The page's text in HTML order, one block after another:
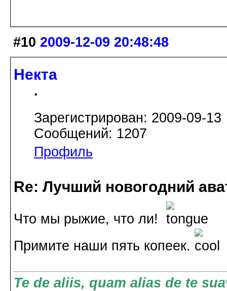
#10 2009-12-09 20:48:48
Некта
.
Зарегистрирован: 2009-09-13
Сообщений: 1207
Профиль
Re: Лучший новогодний
Что мы рыжие, что ли!
Примите наши пять копеек.
Te de aliis, quam alias de te